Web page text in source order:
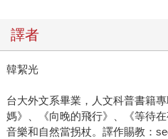
譯者
韓絜光
台大外文系畢業，人文科普書籍
媽》、《向晚的飛行》、《等待
音樂和自然當拐杖。譯作賜教：